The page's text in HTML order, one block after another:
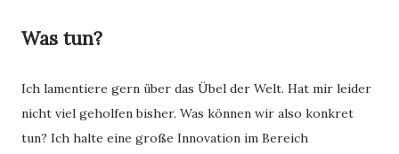
Was tun?
Ich lamentiere gern über das Übel der Welt. Hat mir leider
nicht viel geholfen bisher. Was können wir also konkret
tun? Ich halte eine große Innovation im Bereich